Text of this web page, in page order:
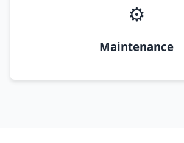
⚙️
Maintenance